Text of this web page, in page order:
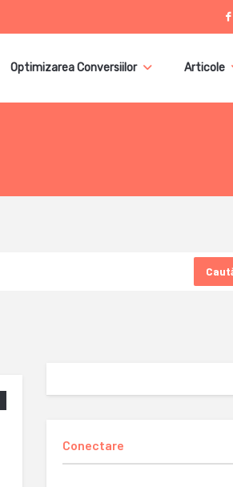
Optimizarea Conversiilor Articole
Conectare